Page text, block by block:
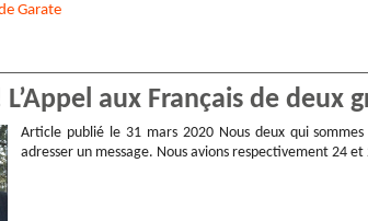
Garate
L’Appel aux Français de deux
Article publié le 31 mars 2020 Nous deux qui
adresser un message. Nous avions respectivement 24